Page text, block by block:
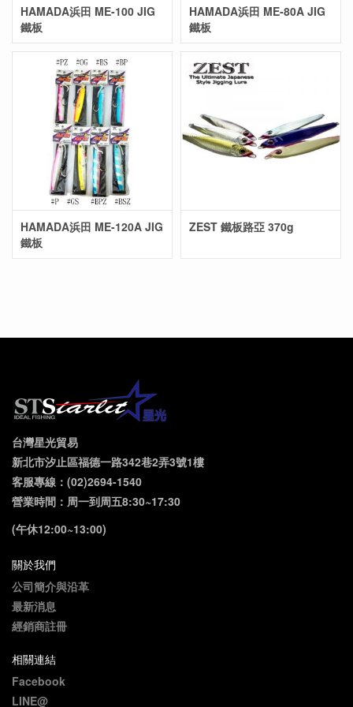
HAMADA浜田 ME-100 JIG
鐵板
HAMADA浜田 ME-80A JIG
鐵板
HAMADA浜田 ME-120A JIG
鐵板
ZEST 鐵板路亞 370g
台灣星光貿易
新北市汐止區福德一路342巷2弄3號1樓
客服專線：(02)2694-1540
營業時間：周一到周五8:30~17:30
(午休12:00~13:00)
關於我們
公司簡介與沿革
最新消息
經銷商註冊
相關連結
Facebook
LINE@